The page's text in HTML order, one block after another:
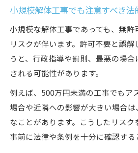
小規模解体工事でも注意すべき法
小規模な解体工事であっても、無
リスクが伴います。許可不要と誤
うと、行政指導や罰則、最悪の場
される可能性があります。
例えば、500万円未満の工事でもア
場合や近隣への影響が大きい場合
なことがあります。こうしたリスク
事前に法律や条例を十分に確認する